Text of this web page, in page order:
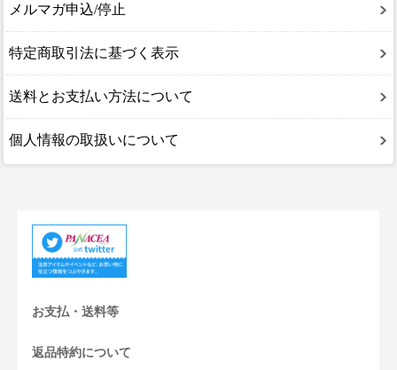
メルマガ申込/停止
特定商取引法に基づく表示
送料とお支払い方法について
個人情報の取扱いについて
お支払・送料等
返品特約について